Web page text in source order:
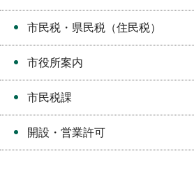
市民税・県民税（住民税）
市役所案内
市民税課
開設・営業許可